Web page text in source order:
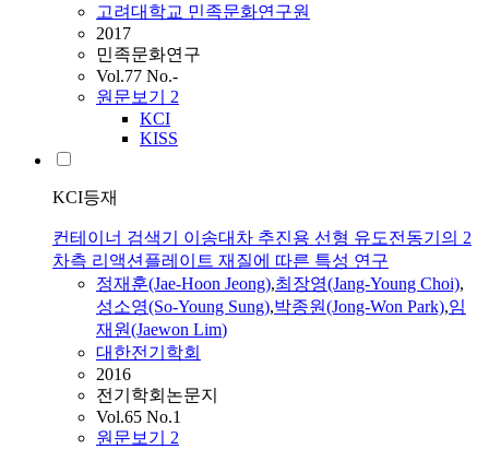
고려대학교 민족문화연구원
2017
민족문화연구
Vol.77 No.-
원문보기 2
KCI
KISS
KCI등재
컨테이너 검색기 이송대차 추진용 선형 유도전동기의 2
차측 리액션플레이트 재질에 따른 특성 연구
정재훈(Jae-Hoon Jeong),최장영(Jang-Young Choi),
성소영(So-Young Sung),박종원(Jong-Won Park),임
재원(Jaewon Lim)
대한전기학회
2016
전기학회논문지
Vol.65 No.1
원문보기 2